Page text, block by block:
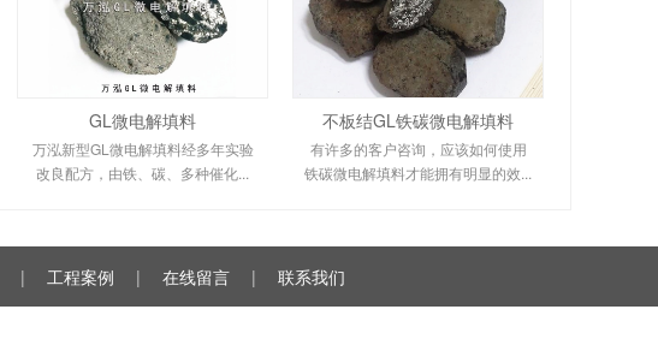
GL微电解填料
万泓新型GL微电解填料经多年实验
改良配方，由铁、碳、多种催化...
不板结GL铁碳微电解填料
有许多的客户咨询，应该如何使用
铁碳微电解填料才能拥有明显的效...
| 工程案例 | 在线留言 | 联系我们